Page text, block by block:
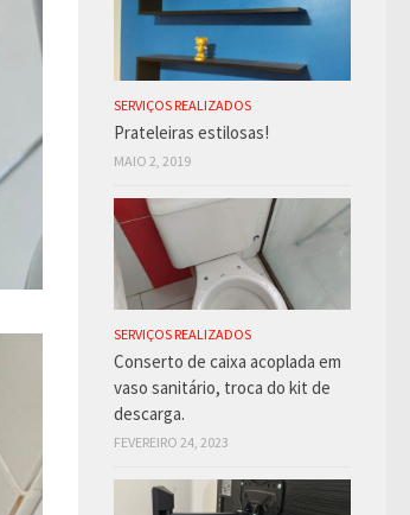
SERVIÇOS REALIZADOS
Prateleiras estilosas!
MAIO 2, 2019
SERVIÇOS REALIZADOS
Conserto de caixa acoplada em
vaso sanitário, troca do kit de
descarga.
FEVEREIRO 24, 2023